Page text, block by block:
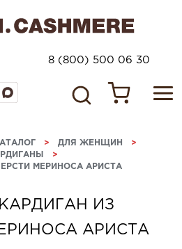
8 (800) 500 06 30
> ДЛЯ ЖЕНЩИН >
>
МЕРИНОСА АРИСТА
ИЗ
АРИСТА